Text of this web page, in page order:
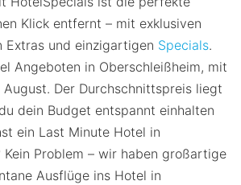
Klick entfernt – mit exklusiven
Extras und einzigartigen Specials.
Angeboten in Oberschleißheim, mit
Der Durchschnittspreis liegt
dein Budget entspannt einhalten
ein Last Minute Hotel in
Kein Problem – wir haben großartige
Ausflüge ins Hotel in